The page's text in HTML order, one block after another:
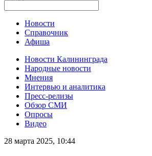
Новости
Справочник
Афиша
Новости Калининграда
Народные новости
Мнения
Интервью и аналитика
Пресс-релизы
Обзор СМИ
Опросы
Видео
28 марта 2025, 10:44